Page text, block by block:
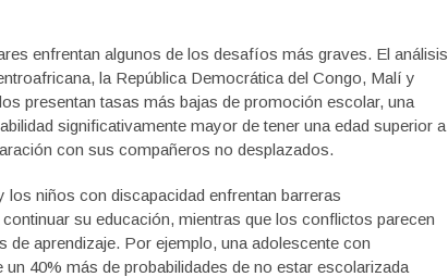
enfrentan algunos de los desafíos más graves. El análisis
la República Democrática del Congo, Malí y
presentan tasas más bajas de promoción escolar, una
significativamente mayor de tener una edad superior a
con sus compañeros no desplazados.
niños con discapacidad enfrentan barreras
su educación, mientras que los conflictos parecen
de aprendizaje. Por ejemplo, una adolescente con
un 40% más de probabilidades de no estar escolarizada